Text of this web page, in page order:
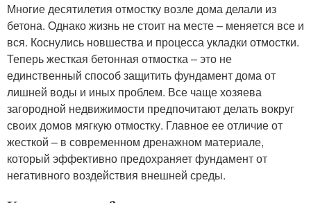
Многие десятилетия отмостку возле дома делали из
бетона. Однако жизнь не стоит на месте – меняется все и
вся. Коснулись новшества и процесса укладки отмостки.
Теперь жесткая бетонная отмостка – это не
единственный способ защитить фундамент дома от
лишней воды и иных проблем. Все чаще хозяева
загородной недвижимости предпочитают делать вокруг
своих домов мягкую отмостку. Главное ее отличие от
жесткой – в современном дренажном материале,
который эффективно предохраняет фундамент от
негативного воздействия внешней среды.